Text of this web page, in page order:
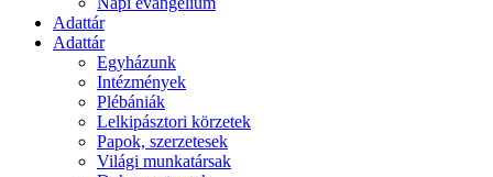
Adattár
Adattár
Egyházunk
Intézmények
Plébániák
Lelkipásztori körzetek
Papok, szerzetesek
Világi munkatársak